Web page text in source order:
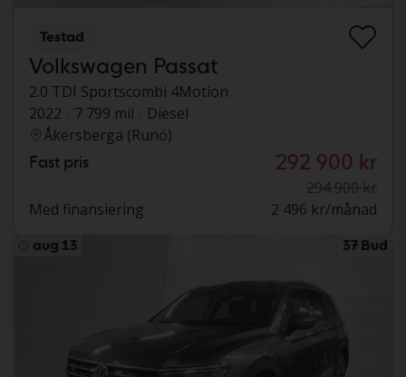
Testad
Volkswagen Passat
2.0 TDI Sportscombi 4Motion
2022
7 799 mil
Diesel
Åkersberga (Runö)
Fast pris 292 900 kr
294 900 kr
Med finansiering
2 496 kr/månad
aug 13 37 Bud